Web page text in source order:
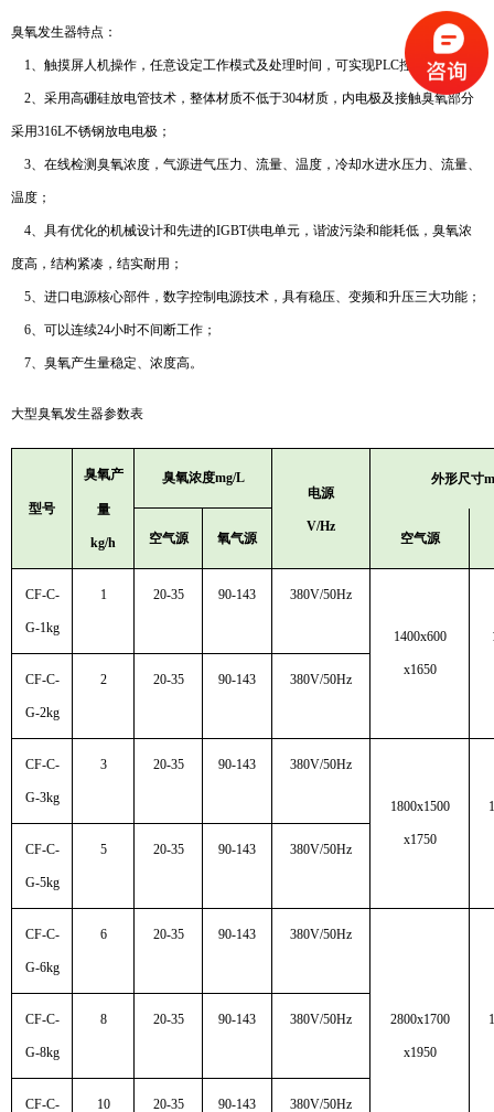
臭氧发生器特点：
1、触摸屏人机操作，任意设定工作模式及处理时间，可实现PLC控制；
2、采用高硼硅放电管技术，整体材质不低于304材质，内电极及接触臭氧部分
采用316L不锈钢放电电极；
3、在线检测臭氧浓度，气源进气压力、流量、温度，冷却水进水压力、流量、
温度；
4、具有优化的机械设计和先进的IGBT供电单元，谐波污染和能耗低，臭氧浓
度高，结构紧凑，结实耐用；
5、进口电源核心部件，数字控制电源技术，具有稳压、变频和升压三大功能；
6、可以连续24小时不间断工作；
7、臭氧产生量稳定、浓度高。
大型臭氧发生器参数表
型号
臭氧产
量
kg/h
臭氧浓度mg/L
电源
V/Hz
外形尺寸
空气源 氧气源 空气源
CF-C-
G-1kg
1 20-35 90-143 380V/50Hz
1400x600
x1650
CF-C-
G-2kg
2 20-35 90-143 380V/50Hz
CF-C-
G-3kg
3 20-35 90-143 380V/50Hz
1800x1500
x1750
CF-C-
G-5kg
5 20-35 90-143 380V/50Hz
CF-C-
G-6kg
6 20-35 90-143 380V/50Hz
2800x1700
x1950
CF-C-
G-8kg
8 20-35 90-143 380V/50Hz
CF-C- 10 20-35 90-143 380V/50Hz